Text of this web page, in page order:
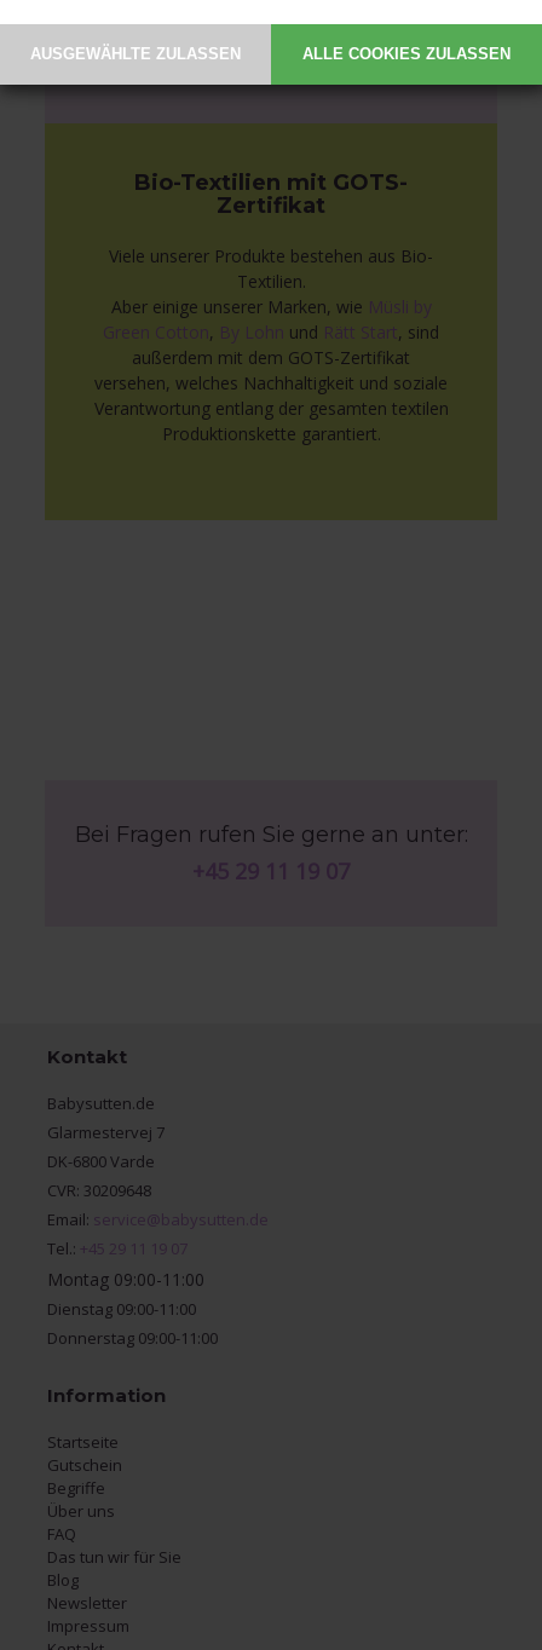
Auswahl an Babybekleidung hier ansehen
Bio-Textilien mit GOTS-
Zertifikat
Viele unserer Produkte bestehen aus Bio-
Textilien.
Aber einige unserer Marken, wie Müsli by
Green Cotton, By Lohn und Rätt Start, sind
außerdem mit dem GOTS-Zertifikat
versehen, welches Nachhaltigkeit und soziale
Verantwortung entlang der gesamten textilen
Produktionskette garantiert.
Bei Fragen rufen Sie gerne an unter:
+45 29 11 19 07
Kontakt
Babysutten.de
Glarmestervej 7
DK-6800 Varde
CVR: 30209648
Email: service@babysutten.de
Tel.: +45 29 11 19 07
Montag 09:00-11:00
Dienstag 09:00-11:00
Donnerstag 09:00-11:00
Information
Startseite
Gutschein
Begriffe
Über uns
FAQ
Das tun wir für Sie
Blog
Newsletter
Impressum